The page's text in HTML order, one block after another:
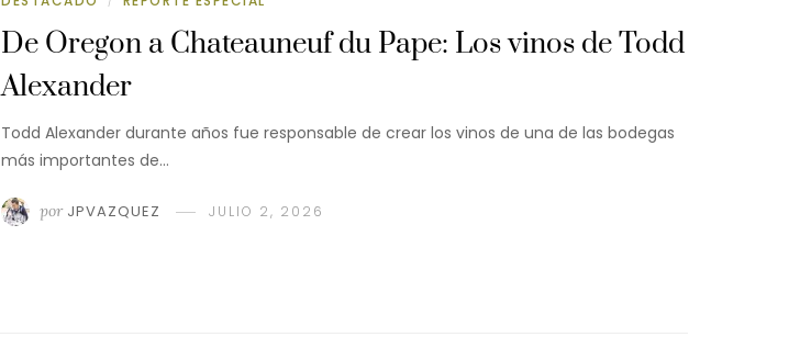
De Oregon a Chateauneuf du Pape: Los vinos de Todd
Alexander
Todd Alexander durante años fue responsable de crear los vinos de una de las bodegas
más importantes de…
por JPVAZQUEZ JULIO 2, 2026